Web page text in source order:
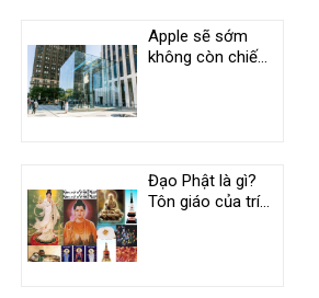
Apple sẽ sớm
không còn chiếm
Đạo Phật là gì?
Tôn giáo của trí